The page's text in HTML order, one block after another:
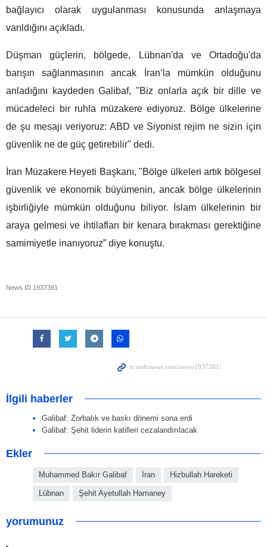
bağlayıcı olarak uygulanması konusunda anlaşmaya
varıldığını açıkladı.
Düşman güçlerin, bölgede, Lübnan'da ve Ortadoğu'da
barışın sağlanmasının ancak İran’la mümkün olduğunu
anladığını kaydeden Galibaf, "Biz onlarla açık bir dille ve
mücadeleci bir ruhla müzakere ediyoruz. Bölge ülkelerine
de şu mesajı veriyoruz: ABD ve Siyonist rejim ne sizin için
güvenlik ne de güç getirebilir" dedi.
İran Müzakere Heyeti Başkanı, "Bölge ülkeleri artık bölgesel
güvenlik ve ekonomik büyümenin, ancak bölge ülkelerinin
işbirliğiyle mümkün olduğunu biliyor. İslam ülkelerinin bir
araya gelmesi ve ihtilafları bir kenara bırakması gerektiğine
samimiyetle inanıyoruz” diye konuştu.
News ID 1937381
İlgili haberler
Galibaf: Zorbalık ve baskı dönemi sona erdi
Galibaf: Şehit liderin katilleri cezalandırılacak
Ekler
Muhammed Bakır Galibaf İran Hizbullah Hareketi
Lübnan Şehit Ayetullah Hamaney
yorumunuz